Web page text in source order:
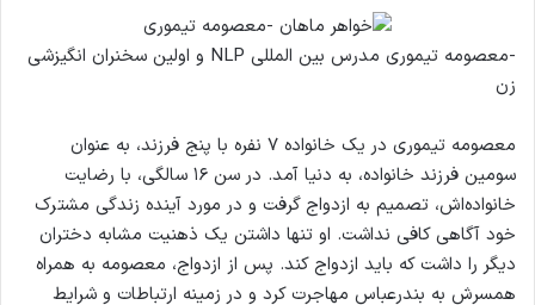
-معصومه تیموری مدرس بین المللی NLP و اولین سخنران انگیزشی
زن
معصومه تیموری در یک خانواده ۷ نفره با پنج فرزند، به عنوان
سومین فرزند خانواده، به دنیا آمد. در سن ۱۶ سالگی، با رضایت
خانواده‌اش، تصمیم به ازدواج گرفت و در مورد آینده زندگی مشترک
خود آگاهی کافی نداشت. او تنها داشتن یک ذهنیت مشابه دختران
دیگر را داشت که باید ازدواج کند. پس از ازدواج، معصومه به همراه
همسرش به بندرعباس مهاجرت کرد و در زمینه ارتباطات و شرایط